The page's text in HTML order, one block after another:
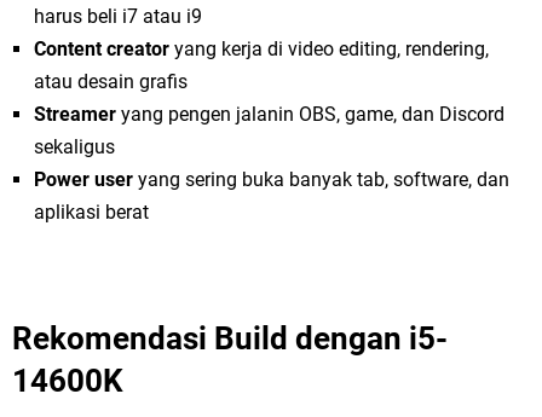
harus beli i7 atau i9
Content creator yang kerja di video editing, rendering,
atau desain grafis
Streamer yang pengen jalanin OBS, game, dan Discord
sekaligus
Power user yang sering buka banyak tab, software, dan
aplikasi berat
Rekomendasi Build dengan i5-
14600K